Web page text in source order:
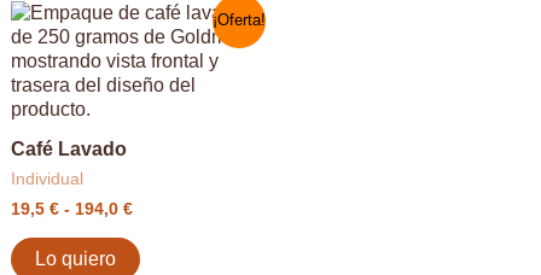
producto¡Oferta!
Café Lavado
Individual
19,5 € - 194,0 €
Rango
de
precios:
desde
19,5 €
Lo quiero
Este
producto
tiene
múltiples
en